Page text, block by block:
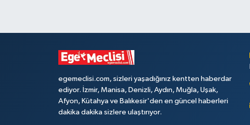
egemeclisi.com, sizleri yaşadığınız kentten haberdar
ediyor. İzmir, Manisa, Denizli, Aydın, Muğla, Uşak,
Afyon, Kütahya ve Balıkesir'den en güncel haberleri
dakika dakika sizlere ulaştırıyor.